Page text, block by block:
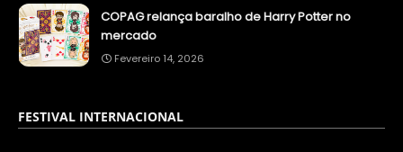
COPAG relança baralho de Harry Potter no
mercado
Fevereiro 14, 2026
FESTIVAL INTERNACIONAL